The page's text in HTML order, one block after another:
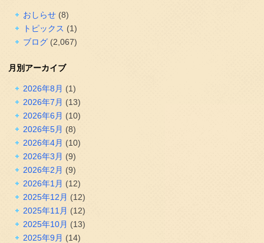
おしらせ(8)
トピックス (1)
ブログ(2,067)
月別アーカイブ
2026年8月 (1)
2026年7月 (13)
2026年6月 (10)
2026年5月 (8)
2026年4月 (10)
2026年3月 (9)
2026年2月 (9)
2026年1月 (12)
2025年12月 (12)
2025年11月 (12)
2025年10月 (13)
2025年9月 (14)